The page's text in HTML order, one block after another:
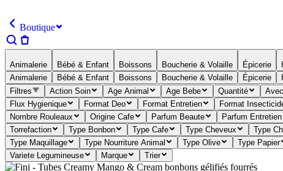
Boutique
Animalerie Bébé & Enfant Boissons Boucherie & Volaille Épicerie
Animalerie
Bébé & Enfant Boissons Boucherie & Volaille Épicerie
Filtres
Action Soin Age Animal Age Bebe Quantité
Flux Hygienique
Format Deo Format Entretien Format
Nombre Rouleaux
Origine Cafe Parfum Beaute Parfum Entretien
Torrefaction
Type Bonbon Type Cafe Type Cheveux Type
Type Maquillage
Type Nourriture Animal Type Olive Type Papier
Variete Legumineuse
Marque Trier